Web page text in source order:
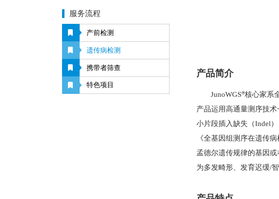
服务流程
产前检测
遗传病检测
携带者筛查
特色项目
产品简介
JunoWGS®核心家系
产品运用高通量测序技
小片段插入缺失（Indel
《全基因组测序在遗传
孟德尔遗传规律的基因或
为多发畸形、发育迟缓/